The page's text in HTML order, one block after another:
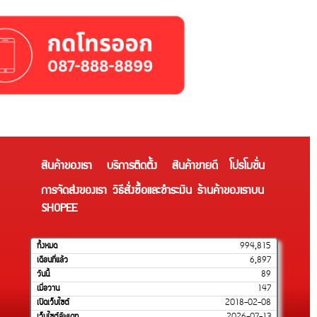
สินค้าของเรา บริการติดตั้ง สินค้าขายดี โปรโมชั่น
การจัดส่งของเรา วิธีสั่งซื้อและชำระเงิน ร้านค้าของเราบน
SHOPEE
ทั้งหมด
994,815
เดือนที่แล้ว
6,897
วันนี้
89
เมื่อวาน
147
เปิดเว็บไซต์
2018-02-08